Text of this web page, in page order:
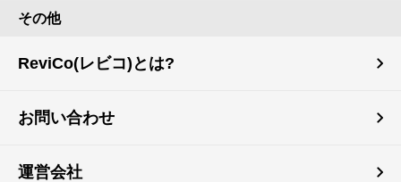
その他
ReviCo(レビコ)とは?
お問い合わせ
運営会社